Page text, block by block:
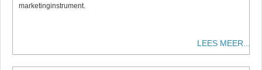
marketinginstrument.
LEES MEER...